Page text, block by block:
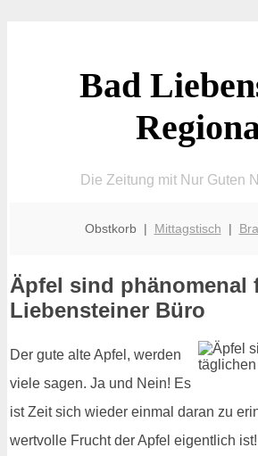
Bad
Die Zeitung mit Nur Guten
Obstkorb | Mittagstisch |
Äpfel sind phänomenal
Liebensteiner Büro
Der gute alte Apfel, werden
viele sagen. Ja und Nein! Es
ist Zeit sich wieder einmal daran zu
wertvolle Frucht der Apfel eigentlich